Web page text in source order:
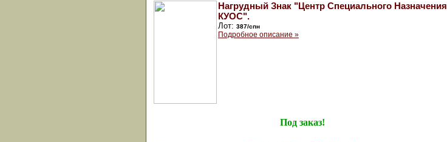
Нагрудный Знак "Центр Специального Назначения
КУОС".
Лот: 387/спн
Подробное описание »
Под заказ!